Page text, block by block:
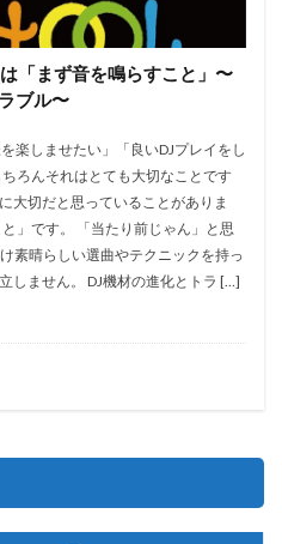
「まず音を鳴らすこと」〜
ブル〜
楽しませたい」「良いDJプレイをし
ろんそれはとても大切なことです
大切だと思っていることがありま
」です。 「当たり前じゃん」と思
素晴らしい選曲やテクニックを持っ
しません。 DJ機材の進化とトラ […]
Djテクニック
DJトラブル
Dj出演 DJ機材
ERICKDLUX
索